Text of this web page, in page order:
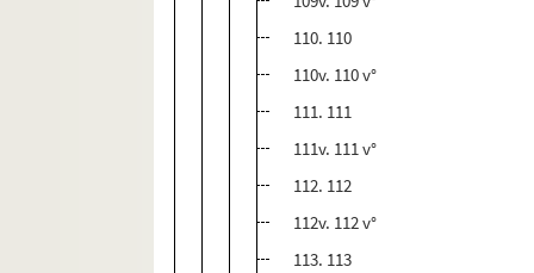
110. 110
110v. 110 v°
111. 111
111v. 111 v°
112. 112
112v. 112 v°
113. 113